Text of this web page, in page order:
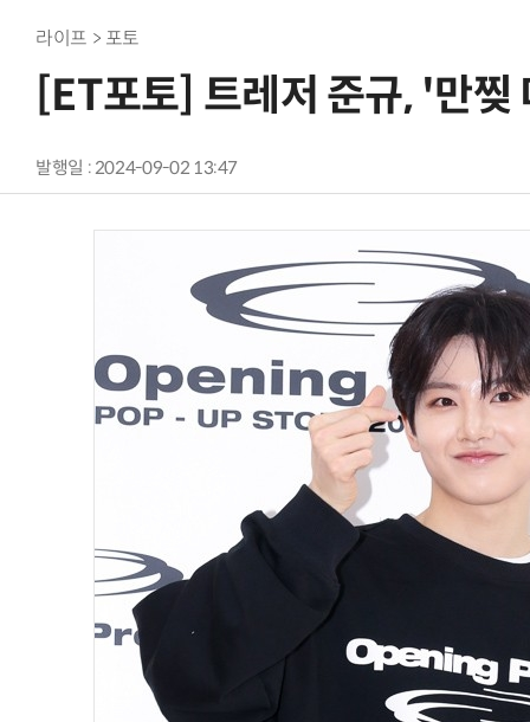
라이프 > 포토
[ET포토] 트레저 준규, '만찢
발행일 : 2024-09-02 13:47
AI Native Enterprise를 지원하는 AI Ready Data